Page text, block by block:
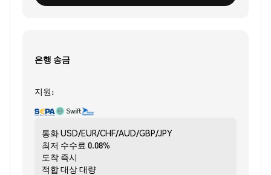
은행 송금
지원:
통화USD/EUR/CHF/AUD/GBP/JPY
최저 수수료 0.08%
도착 즉시
적합 대상대량